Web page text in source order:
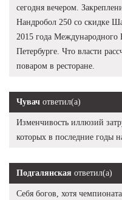
сегодня вечером.
Нандробол 250 со скидке
2015 года
Петербурге. Что власти
поваром в ресторане.
Чувач ответил(а)
Изменчивость иллюзий
которых в последние годы
Подгалянская ответил(а)
Себя богов, хотя